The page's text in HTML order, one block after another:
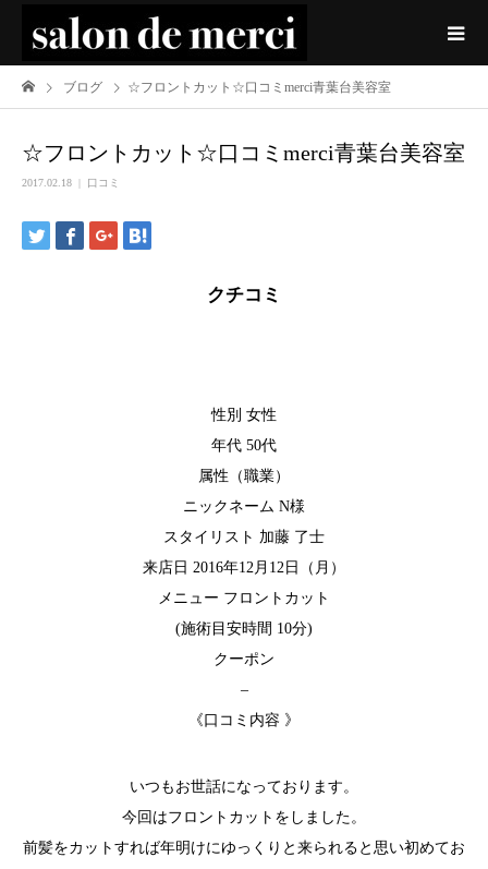
ブログ ☆フロントカット☆口コミmerci青葉台美容室
☆フロントカット☆口コミmerci青葉台美容室
2017.02.18 口コミ
クチコミ
性別 女性
年代 50代
属性（職業）
ニックネーム N様
スタイリスト 加藤 了士
来店日 2016年12月12日（月）
メニュー フロントカット
(施術目安時間 10分)
クーポン
–
《口コミ内容 》
いつもお世話になっております。
今回はフロントカットをしました。
前髪をカットすれば年明けにゆっくりと来られると思い初めてお